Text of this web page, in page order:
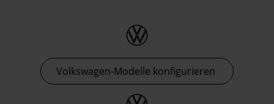
Volkswagen-Modelle konfigurieren